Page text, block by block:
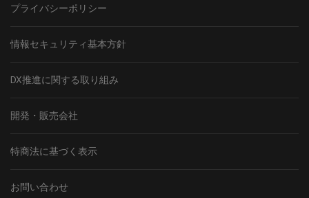
プライバシーポリシー
情報セキュリティ基本方針
DX推進に関する取り組み
開発・販売会社
特商法に基づく表示
お問い合わせ